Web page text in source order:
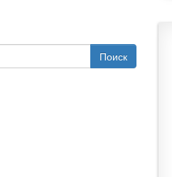
Поиск